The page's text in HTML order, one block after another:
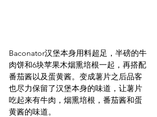
Baconator汉堡本身用料超足，半磅的牛
肉饼和6块苹果木烟熏培根一起，再搭配
番茄酱以及蛋黄酱。变成薯片之后品客
也尽力保留了汉堡本身的味道，让薯片
吃起来有牛肉，烟熏培根，番茄酱和蛋
黄酱的味道。